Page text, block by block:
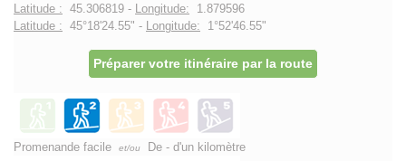
Latitude : 45.306819 - Longitude: 1.879596
Latitude : 45°18'24.55" - Longitude: 1°52'46.55"
Préparer votre itinéraire par la route
Promenande facile et/ou De - d'un kilomètre